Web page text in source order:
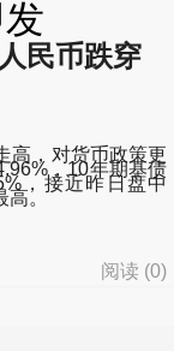
民币跌穿
，对货币政策更
，10年期基债
，接近昨日盘中
高。
阅读 (0)